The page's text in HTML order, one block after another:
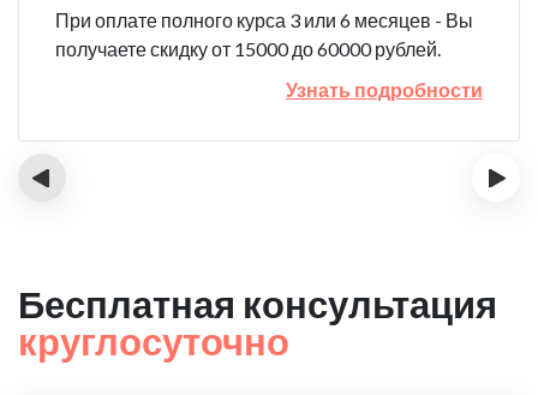
При оплате полного курса 3 или 6 месяцев - Вы
получаете скидку от 15000 до 60000 рублей.
Узнать подробности
‹ ›
Бесплатная консультация
круглосуточно